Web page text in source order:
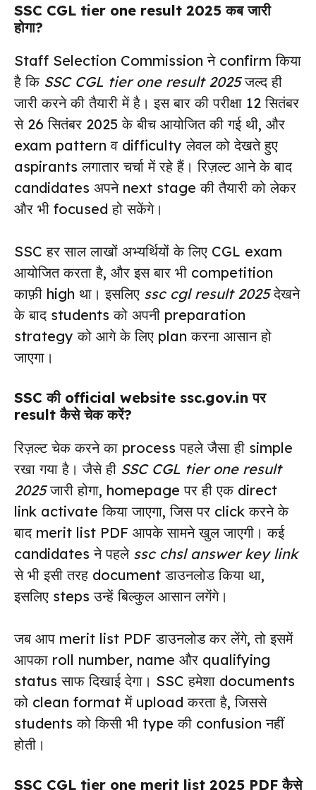
SSC CGL tier one result 2025 कब जारी
होगा?
Staff Selection Commission ने confirm किया
है कि SSC CGL tier one result 2025जल्द ही
जारी करने की तैयारी में है। इस बार की परीक्षा 12 सितंबर
से 26 सितंबर 2025 के बीच आयोजित की गई थी, और
exam pattern व difficulty लेवल को देखते हुए
aspirants लगातार चर्चा में रहे हैं। रिज़ल्ट आने के बाद
candidates अपने next stage की तैयारी को लेकर
और भी focused हो सकेंगे।
SSC हर साल लाखों अभ्यर्थियों के लिए CGL exam
आयोजित करता है, और इस बार भी competition
काफ़ी high था। इसलिए ssc cgl result 2025देखने
के बाद students को अपनी preparation
strategy को आगे के लिए plan करना आसान हो
जाएगा।
SSC की official website ssc.gov.in पर
result कैसे चेक करें?
रिज़ल्ट चेक करने का process पहले जैसा ही simple
रखा गया है। जैसे ही SSC CGL tier one result
2025जारी होगा, homepage पर ही एक direct
link activate किया जाएगा, जिस पर click करने के
बाद merit list PDF आपके सामने खुल जाएगी। कई
candidates ने पहले ssc chsl answer key link
से भी इसी तरह document डाउनलोड किया था,
इसलिए steps उन्हें बिल्कुल आसान लगेंगे।
जब आप merit list PDF डाउनलोड कर लेंगे, तो इसमें
आपका roll number, name और qualifying
status साफ दिखाई देगा। SSC हमेशा documents
को clean format में upload करता है, जिससे
students को किसी भी type की confusion नहीं
होती।
SSC CGL tier one merit list 2025 PDF कैसे